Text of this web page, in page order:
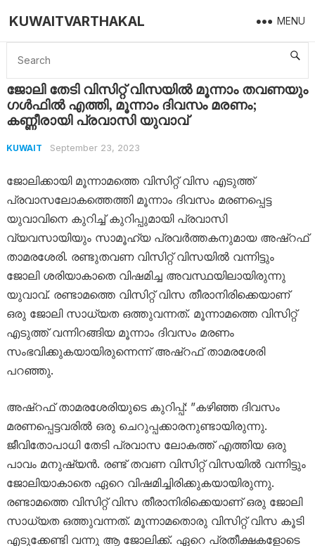
KUWAITVARTHAKAL MENU
Home Kuwait ജോലി തേടി വിസിറ്റ് വിസയിൽ മൂന്നാം തവണയും ​ഗൾഫിൽ എത്തി, മൂന്നാം ദിവസം മരണം; കണ്ണീരായി പ്രവാസി യുവാവ്
ജോലി തേടി വിസിറ്റ് വിസയിൽ മൂന്നാം തവണയും
​ഗൾഫിൽ എത്തി, മൂന്നാം ദിവസം മരണം;
കണ്ണീരായി പ്രവാസി യുവാവ്
KUWAIT September 23, 2023
ജോലിക്കായി മൂന്നാമത്തെ വിസിറ്റ് വിസ എടുത്ത്
പ്രവാസലോകത്തെത്തി മൂന്നാം ദിവസം മരണപ്പെട്ട
യുവാവിനെ കുറിച്ച് കുറിപ്പുമായി പ്രവാസി
വ്യവസായിയും സാമൂഹ്യ പ്രവർത്തകനുമായ അഷ്റഫ്
താമരശേരി. രണ്ടുതവണ വിസിറ്റ് വിസയിൽ വന്നിട്ടും
ജോലി ശരിയാകാതെ വിഷമിച്ച അവസ്ഥയിലായിരുന്നു
യുവാവ്. രണ്ടാമത്തെ വിസിറ്റ് വിസ തീരാനിരിക്കെയാണ്
ഒരു ജോലി സാധ്യത ഒത്തുവന്നത്. മൂന്നാമത്തെ വിസിറ്റ്
എടുത്ത് വന്നിറങ്ങിയ മൂന്നാം ദിവസം മരണം
സംഭവിക്കുകയായിരുന്നെന്ന് അഷ്റഫ് താമരശേരി
പറഞ്ഞു.
അഷ്റഫ് താമരശേരിയുടെ കുറിപ്പ്: ”കഴിഞ്ഞ ദിവസം
മരണപ്പെട്ടവരിൽ ഒരു ചെറുപ്പക്കാരനുണ്ടായിരുന്നു.
ജീവിതോപാധി തേടി പ്രവാസ ലോകത്ത് എത്തിയ ഒരു
പാവം മനുഷ്യൻ. രണ്ട് തവണ വിസിറ്റ് വിസയിൽ വന്നിട്ടും
ജോലിയാകാതെ ഏറെ വിഷമിച്ചിരിക്കുകയായിരുന്നു.
രണ്ടാമത്തെ വിസിറ്റ് വിസ തീരാനിരിക്കെയാണ് ഒരു ജോലി
സാധ്യത ഒത്തുവന്നത്. മൂന്നാമതൊരു വിസിറ്റ് വിസ കൂടി
എടുക്കേണ്ടി വന്നു ആ ജോലിക്ക്. ഏറെ പ്രതീക്ഷകളോടെ